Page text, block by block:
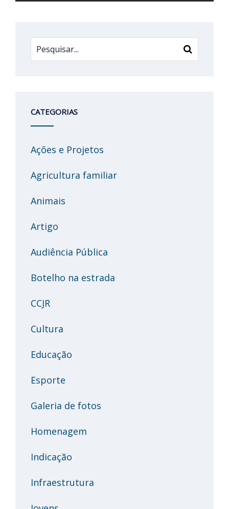
CATEGORIAS
Ações e Projetos
Agricultura familiar
Animais
Artigo
Audiência Pública
Botelho na estrada
CCJR
Cultura
Educação
Esporte
Galeria de fotos
Homenagem
Indicação
Infraestrutura